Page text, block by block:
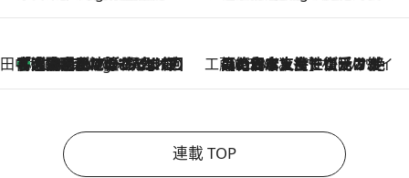
田中稲の勝手に再ブーム
6 Hours Ago
「湘南乃風に憧れて」観客大盛上がりの“タオル回し”に、ラッパー顔負けの高速歌唱まで…さだまさし（74）のアグレッシブすぎる現在地 工藤まやのおもてなしハワイ
2026.8.6
【ハワイ土産】ローカルの絶大な支持で復活！ 絶品の幻クッキー《元ファンの日本人女性が受け継いだ名店》
連載 TOP